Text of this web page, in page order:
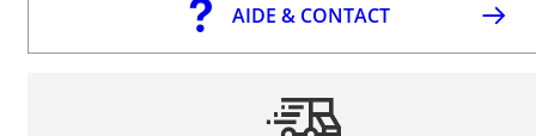
AIDE & CONTACT